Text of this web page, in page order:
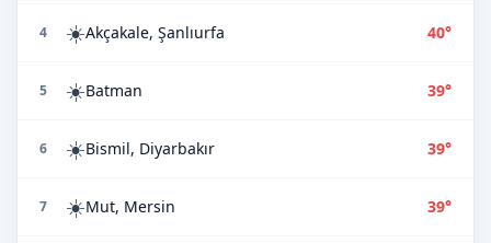
4 ☀️Akçakale, Şanlıurfa 40°
5 ☀️Batman 39°
6 ☀️Bismil, Diyarbakır 39°
7 ☀️Mut, Mersin 39°